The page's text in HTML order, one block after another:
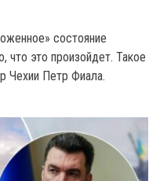
состояние
что это произойдет. Такое
Чехии Петр Фиала.